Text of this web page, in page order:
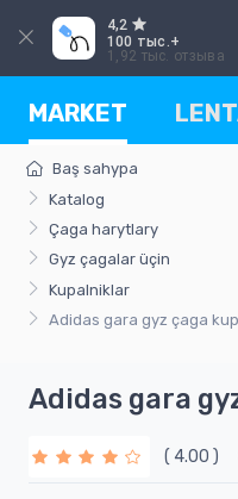
4,2
100 тыс.+
1,92 тыс. отзыва
MARKET
Baş sahypa
Katalog
Çaga harytlary
Gyz çagalar üçin
Kupalniklar
Adidas gara gyz çaga
Adidas gara
( 4.00 )